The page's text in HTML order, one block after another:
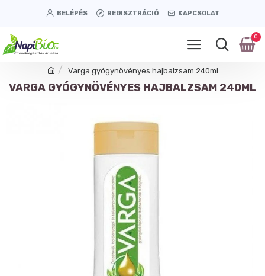
BELÉPÉS REGISZTRÁCIÓ KAPCSOLAT
0
Varga gyógynövényes hajbalzsam 240ml
VARGA GYÓGYNÖVÉNYES HAJBALZSAM 240ML